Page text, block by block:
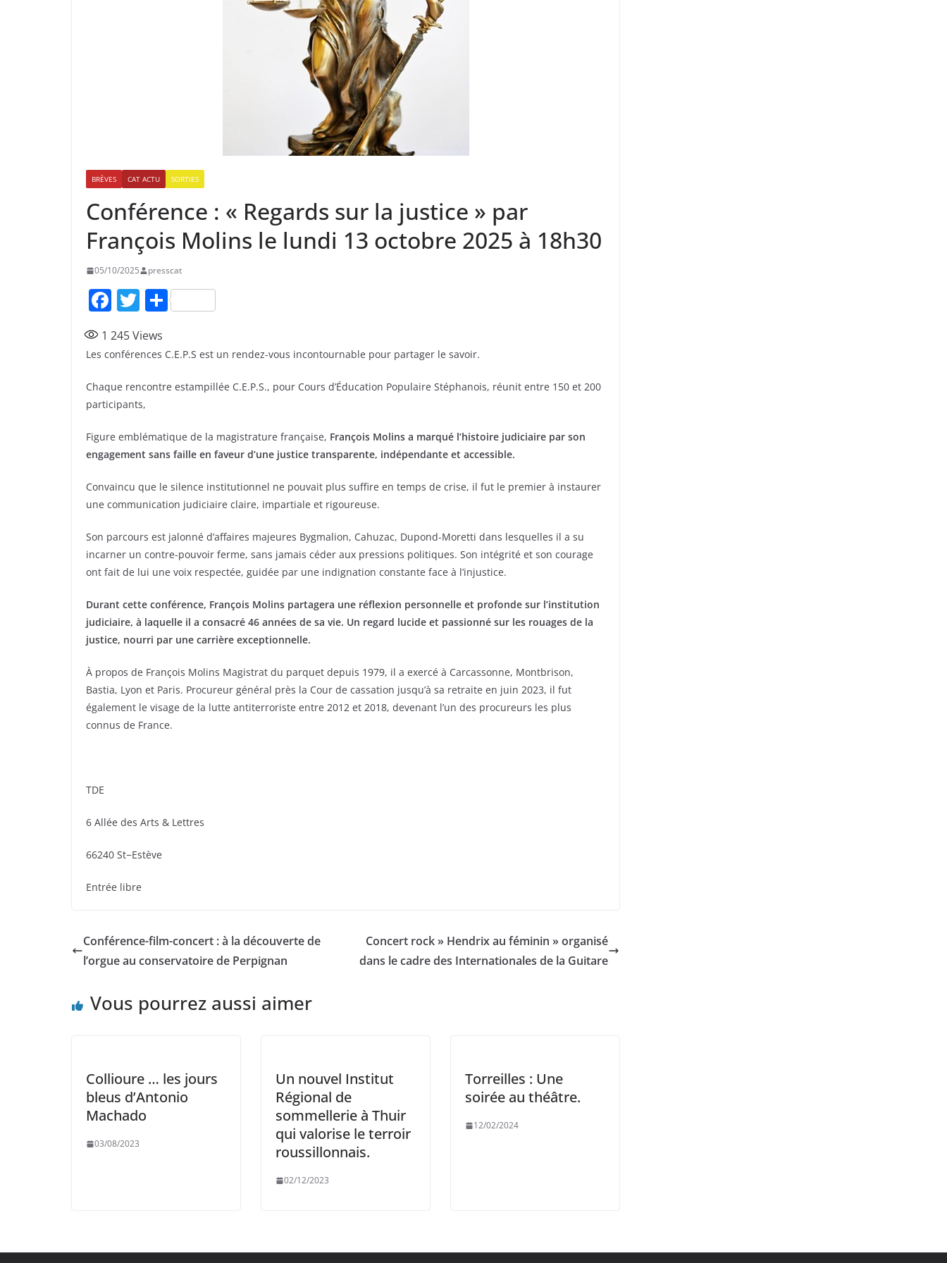
BRÈVES CAT ACTU SORTIES
Conférence : « Regards sur la justice » par
François Molins le lundi 13 octobre 2025 à 18h30
05/10/2025 presscat
F
c
e
b
o
o
k
T
w
itt
er
P
ta
g
er
1 245Views
Les conférences C.E.P.S est un rendez-vous incontournable pour partager le savoir.
Chaque rencontre estampillée C.E.P.S., pour Cours d’Éducation Populaire Stéphanois, réunit entre 150 et 200
participants,
Figure emblématique de la magistrature française, François Molins a marqué l’histoire judiciaire par son
engagement sans faille en faveur d’une justice transparente, indépendante et accessible.
Convaincu que le silence institutionnel ne pouvait plus suffire en temps de crise, il fut le premier à instaurer
une communication judiciaire claire, impartiale et rigoureuse.
Son parcours est jalonné d’affaires majeures Bygmalion, Cahuzac, Dupond-Moretti dans lesquelles il a su
incarner un contre-pouvoir ferme, sans jamais céder aux pressions politiques. Son intégrité et son courage
ont fait de lui une voix respectée, guidée par une indignation constante face à l’injustice.
Durant cette conférence, François Molins partagera une réflexion personnelle et profonde sur l’institution
judiciaire, à laquelle il a consacré 46 années de sa vie. Un regard lucide et passionné sur les rouages de la
justice, nourri par une carrière exceptionnelle.
À propos de François Molins Magistrat du parquet depuis 1979, il a exercé à Carcassonne, Montbrison,
Bastia, Lyon et Paris. Procureur général près la Cour de cassation jusqu’à sa retraite en juin 2023, il fut
également le visage de la lutte antiterroriste entre 2012 et 2018, devenant l’un des procureurs les plus
connus de France.
TDE
6 Allée des Arts & Lettres
66240 St−Estève
Entrée libre
Conférence-film-concert : à la découverte de
l’orgue au conservatoire de Perpignan
Concert rock » Hendrix au féminin » organisé
dans le cadre des Internationales de la Guitare
Vous pourrez aussi aimer
Collioure … les jours
bleus d’Antonio
Machado
03/08/2023
Un nouvel Institut
Régional de
sommellerie à Thuir
qui valorise le terroir
roussillonnais.
02/12/2023
Torreilles : Une
soirée au théâtre.
12/02/2024